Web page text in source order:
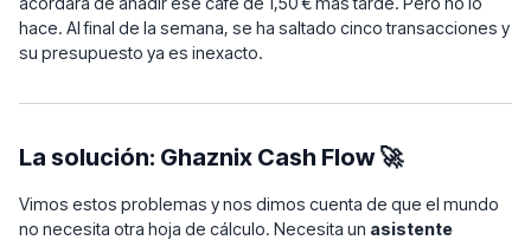
hace. Al final de la semana, se ha saltado cinco transacciones y
su presupuesto ya es inexacto.
La solución: Ghaznix Cash Flow 🚀
Vimos estos problemas y nos dimos cuenta de que el mundo
no necesita otra hoja de cálculo. Necesita un asistente